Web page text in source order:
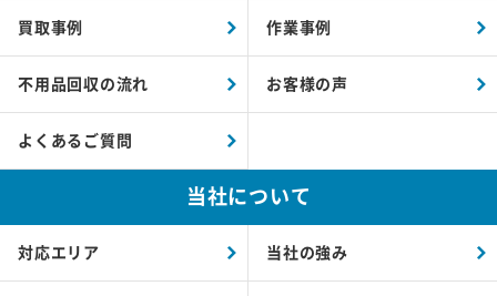
買取事例 作業事例
不用品回収の流れ お客様の声
よくあるご質問
当社について
対応エリア 当社の強み